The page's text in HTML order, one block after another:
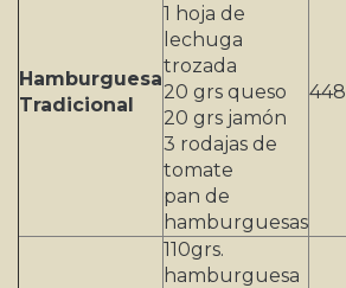
Hamburguesa
Tradicional
1 hoja de
lechuga
trozada
20 grs queso
20 grs jamón
3 rodajas de
tomate
pan de
hamburguesas
448
110grs.
hamburguesa